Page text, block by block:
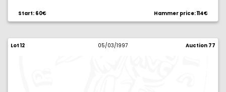
Start: 60€ Hammer price: 114€
Lot 12 05/03/1997 Auction 77